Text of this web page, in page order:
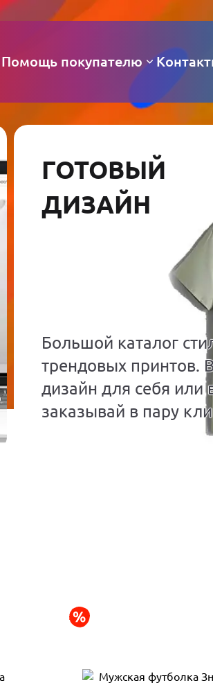
Помощь покупателю
ГОТОВЫЙ
ДИЗАЙН
Большой каталог
трендовых принтов.
дизайн для себя или
заказывай в пару